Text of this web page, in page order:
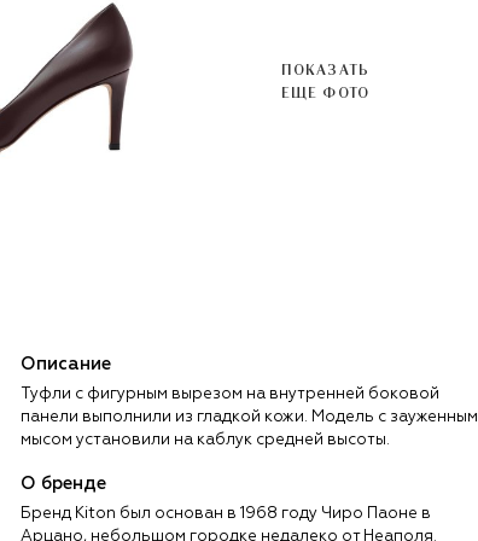
ПОКАЗАТЬ
ЕЩЕ ФОТО
Описание
Туфли с фигурным вырезом на внутренней боковой
панели выполнили из гладкой кожи. Модель с зауженным
мысом установили на каблук средней высоты.
О бренде
Бренд Kiton был основан в 1968 году Чиро Паоне в
Арцано, небольшом городке недалеко от Неаполя.